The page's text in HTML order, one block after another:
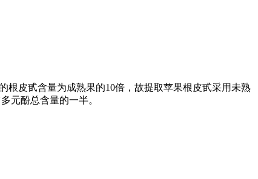
根皮甙含量为成熟果的10倍，故提取苹果根皮甙采用未熟
元酚总含量的一半。